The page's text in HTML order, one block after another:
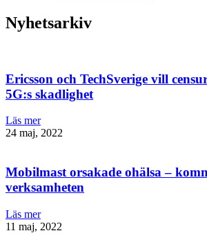
Nyhetsarkiv
Ericsson och TechSverige vill
5G:s skadlighet
Läs mer
24 maj, 2022
Mobilmast orsakade ohälsa –
verksamheten
Läs mer
11 maj, 2022